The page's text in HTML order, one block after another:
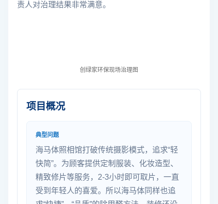
责人对治理结果非常满意。
创绿家环保现场治理图
项目概况
典型问题
海马体照相馆打破传统摄影模式，追求“轻
快简”。为顾客提供定制服装、化妆造型、
精致修片等服务，2-3小时即可取片，一直
受到年轻人的喜爱。所以海马体同样也追